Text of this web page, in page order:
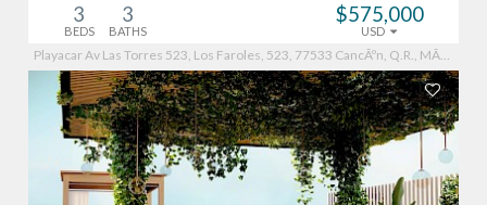
3
BEDS
3
BATHS
$575,000
USD
Playacar Av Las Torres 523, Los Faroles, 523, 77533 CancÃºn, Q.R., MÃ©xico